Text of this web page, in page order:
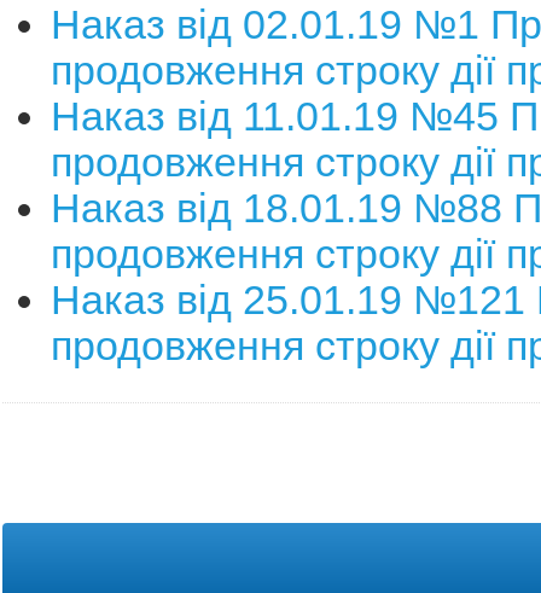
Наказ від 02.01.19 №1
продовження строку дії
Наказ від 11.01.19 №45
продовження строку дії
Наказ від 18.01.19 №88
продовження строку дії
Наказ від 25.01.19 №121
продовження строку дії